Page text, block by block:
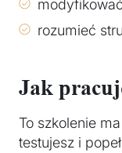
rozumieć
Jak
To szkolenie
testujesz i